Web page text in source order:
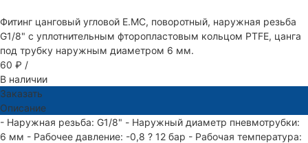
Фитинг цанговый угловой E.MC, поворотный, наружная резьба
G1/8" с уплотнительным фторопластовым кольцом PTFE, цанга
под трубку наружным диаметром 6 мм.
60 ₽ /
В наличии
Заказать
Описание
- Наружная резьба: G1/8" - Наружный диаметр пневмотрубки:
6 мм - Рабочее давление: -0,8 ? 12 бар - Рабочая температура: